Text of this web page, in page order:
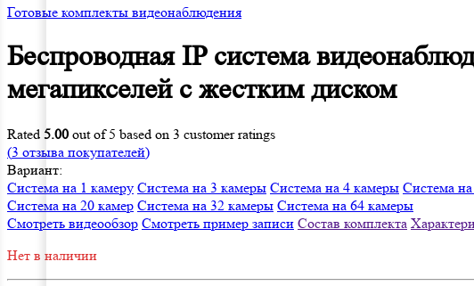
Готовые комплекты видеонаблюдения
Беспроводная IP система
мегапикселей с жестким диском
Rated 5.00 out of 5 based on 3 customer ratings
(3 отзыва покупателей)
Вариант:
Система на 1 камеру Система на 3 камеры Система на 4 камеры Система
Система на 20 камер Система на 32 камеры Система на 64 камеры
Смотреть видеообзор Смотреть пример записи Состав комплекта
Нет в наличии